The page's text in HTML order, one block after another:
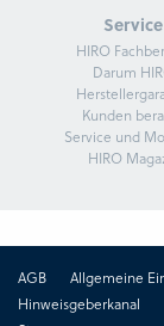
Service
HIRO
Darum
Kunden
Service und
HIRO
AGB Allgemeine
Hinweisgeberkanal